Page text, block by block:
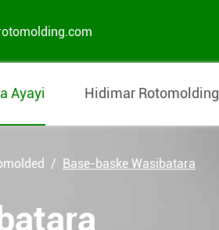
Ayayi Hidimar Rotomolding
Base-baske Wasibatara